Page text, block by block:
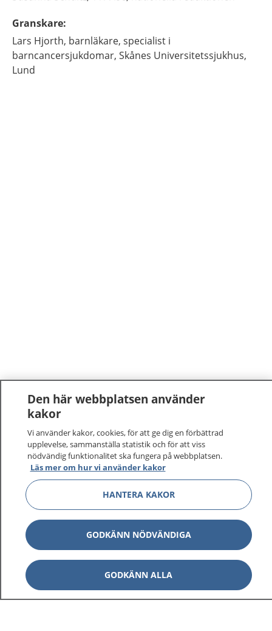
Granskare:
Lars Hjorth, barnläkare, specialist i
barncancersjukdomar, Skånes Universitetssjukhus,
Lund
1177–tryggt om din hälsa och vård
På 1177.se får du råd om hälsa och information om
sjukdomar och vilka mottagningar du kan kontakta.
Logga in för att läsa din journal och göra dina
vårdärenden. Ring telefonnummer 1177 för
sjukvårdsrådgivning dygnet runt.
1177 ger dig råd när du vill må bättre.
Den här webbplatsen använder
kakor
Vi använder kakor, cookies, för att ge dig en förbättrad
upplevelse, sammanställa statistik och för att viss
nödvändig funktionalitet ska fungera på webbplatsen.
Läs mer om hur vi använder kakor
HANTERA KAKOR
GODKÄNN NÖDVÄNDIGA
GODKÄNN ALLA